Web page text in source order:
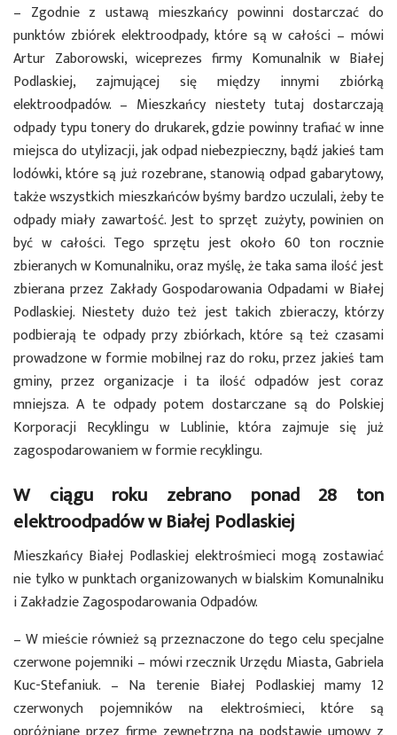
– Zgodnie z ustawą mieszkańcy powinni dostarczać do
punktów zbiórek elektroodpady, które są w całości – mówi
Artur Zaborowski, wiceprezes firmy Komunalnik w Białej
Podlaskiej, zajmującej się między innymi zbiórką
elektroodpadów. – Mieszkańcy niestety tutaj dostarczają
odpady typu tonery do drukarek, gdzie powinny trafiać w inne
miejsca do utylizacji, jak odpad niebezpieczny, bądź jakieś tam
lodówki, które są już rozebrane, stanowią odpad gabarytowy,
także wszystkich mieszkańców byśmy bardzo uczulali, żeby te
odpady miały zawartość. Jest to sprzęt zużyty, powinien on
być w całości. Tego sprzętu jest około 60 ton rocznie
zbieranych w Komunalniku, oraz myślę, że taka sama ilość jest
zbierana przez Zakłady Gospodarowania Odpadami w Białej
Podlaskiej. Niestety dużo też jest takich zbieraczy, którzy
podbierają te odpady przy zbiórkach, które są też czasami
prowadzone w formie mobilnej raz do roku, przez jakieś tam
gminy, przez organizacje i ta ilość odpadów jest coraz
mniejsza. A te odpady potem dostarczane są do Polskiej
Korporacji Recyklingu w Lublinie, która zajmuje się już
zagospodarowaniem w formie recyklingu.
W ciągu roku zebrano ponad 28 ton
elektroodpadów w Białej Podlaskiej
Mieszkańcy Białej Podlaskiej elektrośmieci mogą zostawiać
nie tylko w punktach organizowanych w bialskim Komunalniku
i Zakładzie Zagospodarowania Odpadów.
– W mieście również są przeznaczone do tego celu specjalne
czerwone pojemniki – mówi rzecznik Urzędu Miasta, Gabriela
Kuc-Stefaniuk. – Na terenie Białej Podlaskiej mamy 12
czerwonych pojemników na elektrośmieci, które są